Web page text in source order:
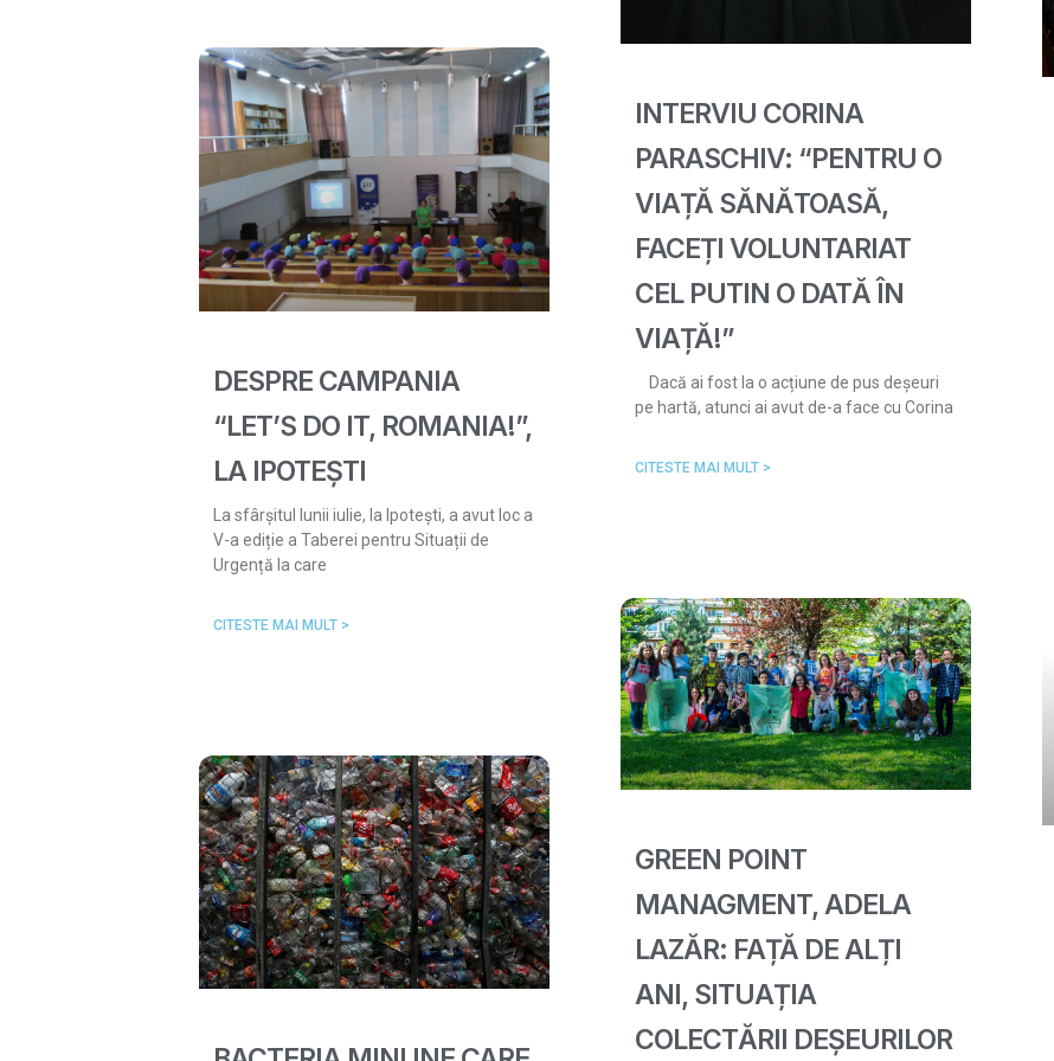
INTERVIU CORINA
PARASCHIV: “PENTRU O
VIAȚĂ SĂNĂTOASĂ,
FACEȚI VOLUNTARIAT
CEL PUTIN O DATĂ ÎN
VIAȚĂ!”
Dacă ai fost la o acțiune de pus deșeuri
pe hartă, atunci ai avut de-a face cu Corina
CITESTE MAI MULT >
DESPRE CAMPANIA
“LET’S DO IT, ROMANIA!”,
LA IPOTEȘTI
La sfârșitul lunii iulie, la Ipotești, a avut loc a
V-a ediție a Taberei pentru Situații de
Urgență la care
CITESTE MAI MULT >
GREEN POINT
MANAGMENT, ADELA
LAZĂR: FAȚĂ DE ALȚI
ANI, SITUAȚIA
COLECTĂRII DEȘEURILOR